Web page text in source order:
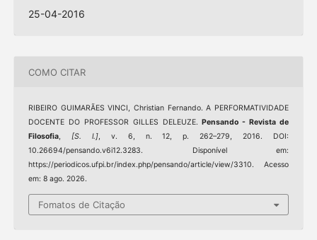
25-04-2016
COMO CITAR
RIBEIRO GUIMARÃES VINCI, Christian Fernando. A PERFORMATIVIDADE
DOCENTE DO PROFESSOR GILLES DELEUZE.Pensando - Revista de
Filosofia, [S. l.], v. 6, n. 12, p. 262–279, 2016. DOI:
10.26694/pensando.v6i12.3283. Disponível em:
https://periodicos.ufpi.br/index.php/pensando/article/view/3310. Acesso
em: 8 ago. 2026.
Fomatos de Citação